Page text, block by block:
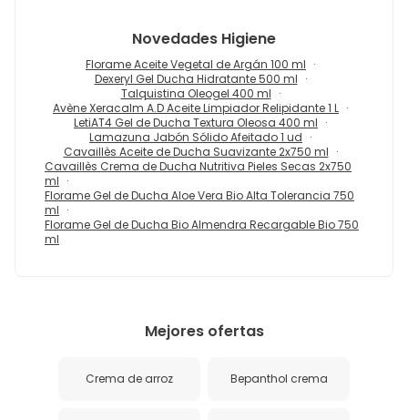
Novedades Higiene
Florame Aceite Vegetal de Argán 100 ml
Dexeryl Gel Ducha Hidratante 500 ml
Talquistina Oleogel 400 ml
Avène Xeracalm A.D Aceite Limpiador Relipidante 1 L
LetiAT4 Gel de Ducha Textura Oleosa 400 ml
Lamazuna Jabón Sólido Afeitado 1 ud
Cavaillès Aceite de Ducha Suavizante 2x750 ml
Cavaillès Crema de Ducha Nutritiva Pieles Secas 2x750
ml
Florame Gel de Ducha Aloe Vera Bio Alta Tolerancia 750
ml
Florame Gel de Ducha Bio Almendra Recargable Bio 750
ml
Mejores ofertas
Crema de arroz Bepanthol crema